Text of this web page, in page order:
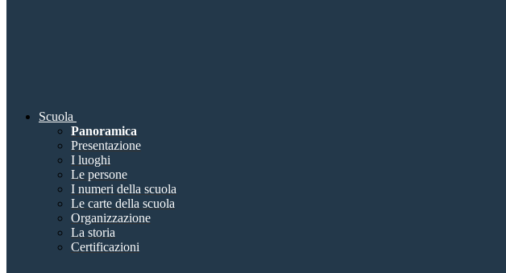
Scuola
Panoramica
Presentazione
I luoghi
Le persone
I numeri della scuola
Le carte della scuola
Organizzazione
La storia
Certificazioni